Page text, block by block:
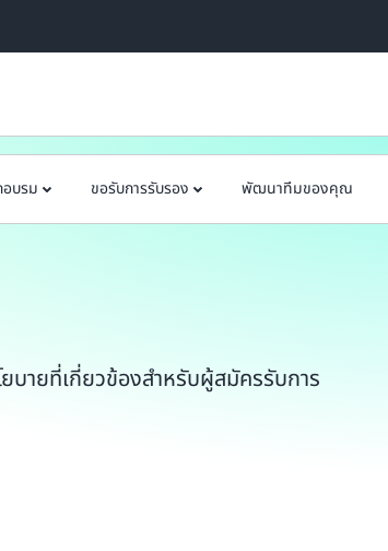
บายที่เกี่ยวข้องสำหรับผู้สมัครรับการ
อบรม ขอรับการรับรอง พัฒนาทีมของคุณ